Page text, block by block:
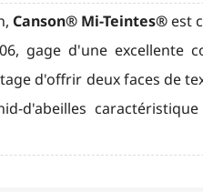
Canson® Mi-Teintes® est
gage d'une excellente
d'offrir deux faces de
d'abeilles